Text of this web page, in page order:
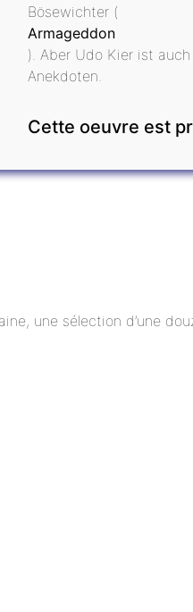
Bösewichter (
Armageddon
). Aber Udo Kier ist
Anekdoten.
Cette oeuvre est
une sélection d’une